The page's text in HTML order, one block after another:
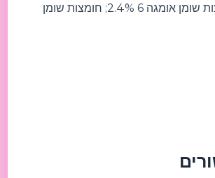
(Mg) 0.1%; חומצות שומן אומגה 6 2.4%; חומצות שומן